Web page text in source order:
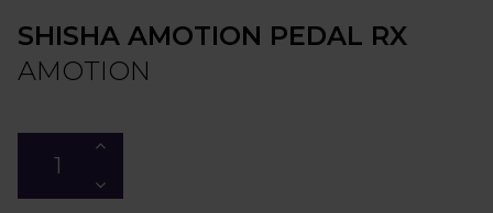
SHISHA AMOTION PEDAL RX
AMOTION